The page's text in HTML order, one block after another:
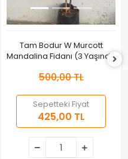
Tam Bodur W Murcott
Mandalina Fidanı (3 Yaşında
500,00 TL
Sepetteki Fiyat
425,00 TL